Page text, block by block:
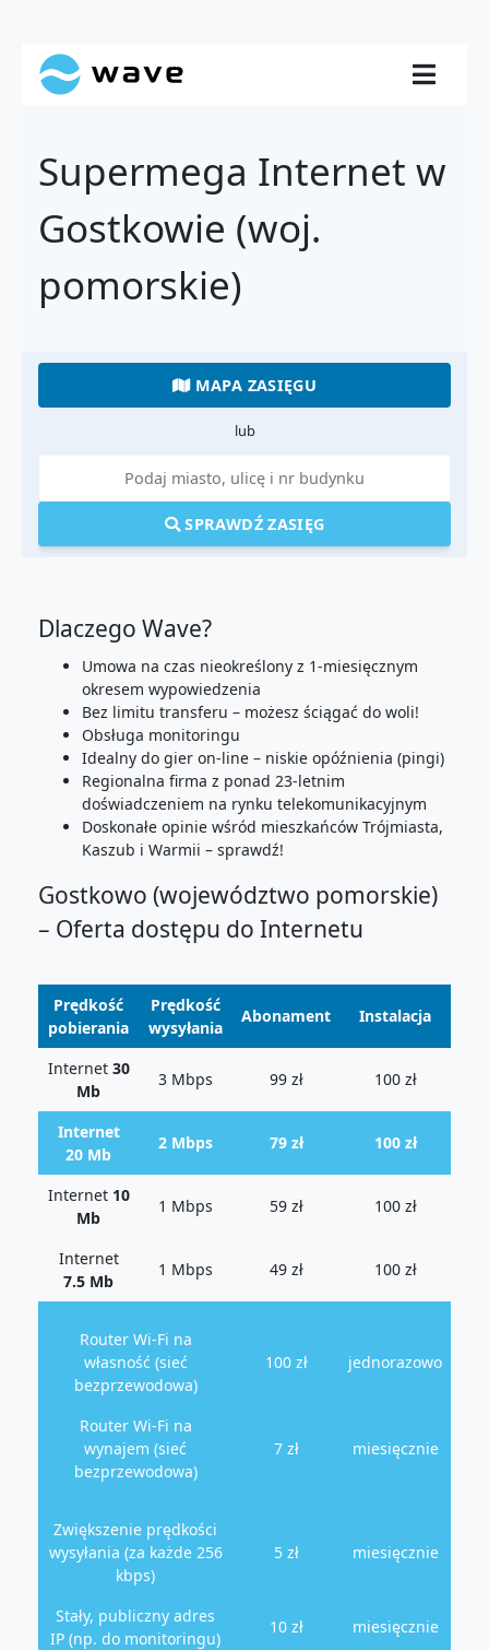
Supermega Internet w
Gostkowie (woj.
pomorskie)
MAPA ZASIĘGU
lub
SPRAWDŹ ZASIĘG
Dlaczego Wave?
Umowa na czas nieokreślony z 1-miesięcznym
okresem wypowiedzenia
Bez limitu transferu – możesz ściągać do woli!
Obsługa monitoringu
Idealny do gier on-line – niskie opóźnienia (pingi)
Regionalna firma z ponad 23-letnim
doświadczeniem na rynku telekomunikacyjnym
Doskonałe opinie wśród mieszkańców Trójmiasta,
Kaszub i Warmii – sprawdź!
Gostkowo (województwo pomorskie)
– Oferta dostępu do Internetu
Prędkość
pobierania
Prędkość
wysyłania
Abonament Instalacja
Internet 30
Mb
3 Mbps 99 zł 100 zł
Internet
20 Mb
2 Mbps 79 zł 100 zł
Internet 10
Mb
1 Mbps 59 zł 100 zł
Internet
7.5 Mb
1 Mbps 49 zł 100 zł
Router Wi-Fi na
własność (sieć
bezprzewodowa)
100 zł jednorazowo
Router Wi-Fi na
wynajem (sieć
bezprzewodowa)
7 zł miesięcznie
Zwiększenie prędkości
wysyłania (za każde 256
kbps)
5 zł miesięcznie
Stały, publiczny adres
IP (np. do monitoringu)
10 zł miesięcznie